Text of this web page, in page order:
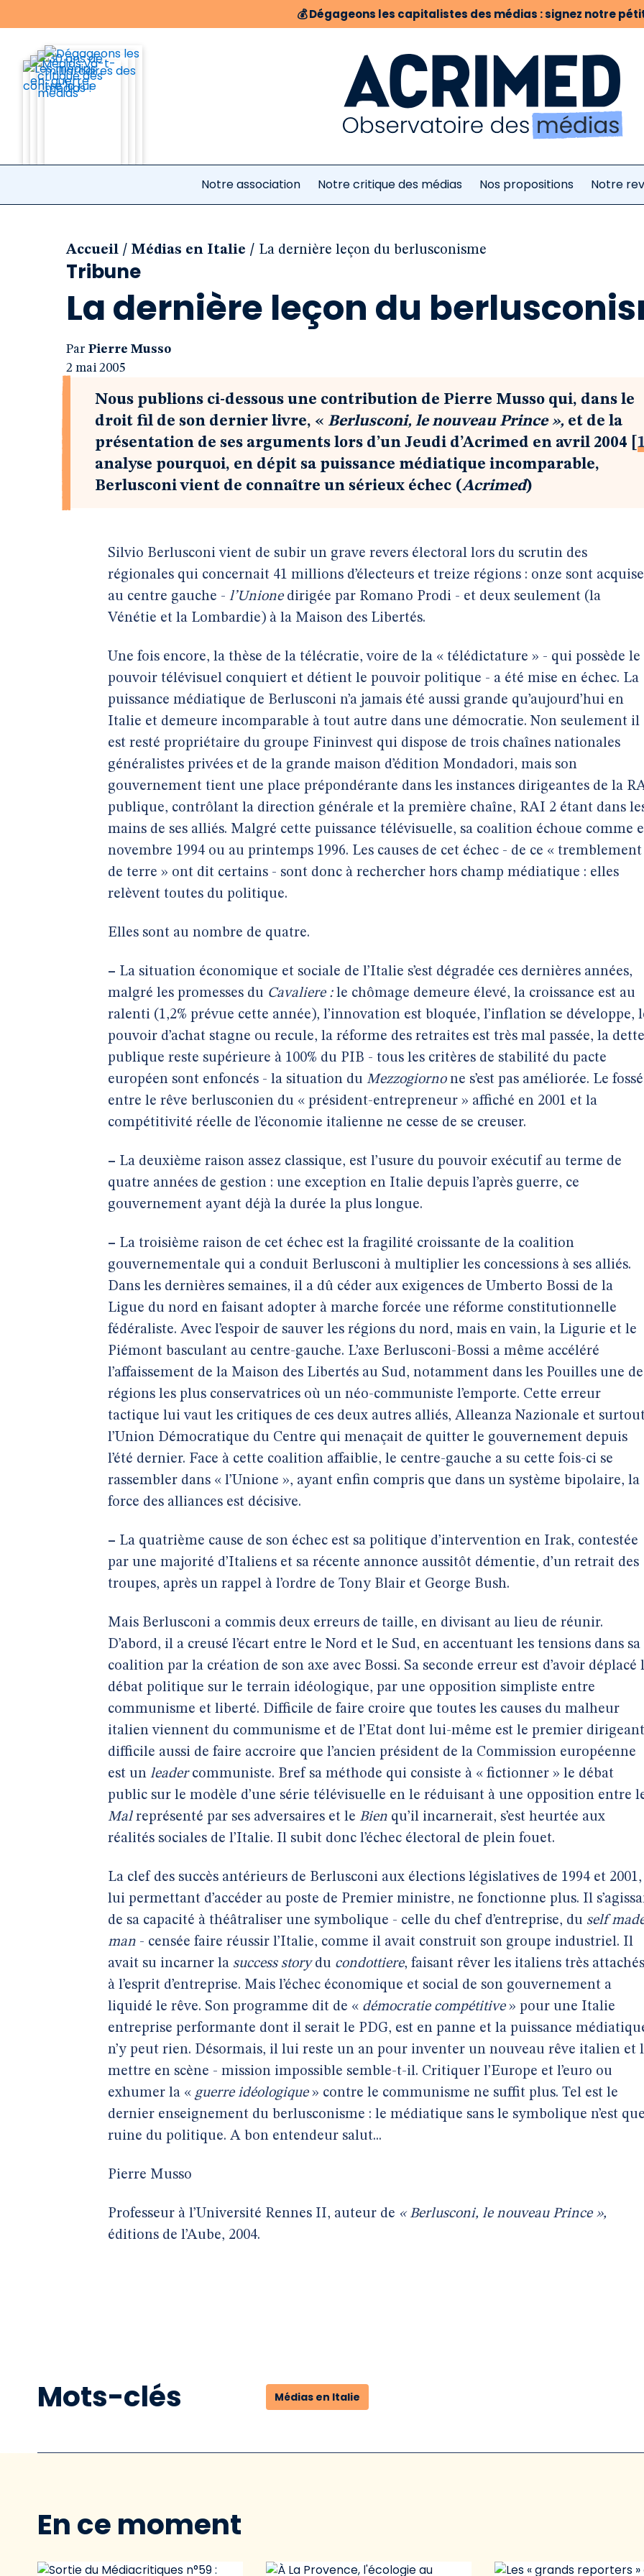
💰Dégageons les capitalistes des médias : signez notre
Notre association Notre critique des médias Nos propositions Notre
Accueil / Médias en Italie / La dernière leçon du berlusconisme
Tribune
La dernière leçon du
Par Pierre Musso
2 mai 2005
Nous publions ci-dessous une contribution de Pierre Musso qui, dans le
droit fil de son dernier livre, « Berlusconi, le nouveau Prince », et de la
présentation de ses arguments lors d’un Jeudi d’Acrimed en avril 2004
analyse pourquoi, en dépit sa puissance médiatique incomparable,
Berlusconi vient de connaître un sérieux échec (Acrimed)
Silvio Berlusconi vient de subir un grave revers électoral lors du scrutin des
régionales qui concernait 41 millions d’électeurs et treize régions : onze sont
au centre gauche - l’Unionedirigée par Romano Prodi - et deux seulement (la
Vénétie et la Lombardie) à la Maison des Libertés.
Une fois encore, la thèse de la télécratie, voire de la « télédictature » - qui possède le
pouvoir télévisuel conquiert et détient le pouvoir politique - a été mise en échec. La
puissance médiatique de Berlusconi n’a jamais été aussi grande qu’aujourd’hui en
Italie et demeure incomparable à tout autre dans une démocratie. Non seulement il
est resté propriétaire du groupe Fininvest qui dispose de trois chaînes nationales
généralistes privées et de la grande maison d’édition Mondadori, mais son
gouvernement tient une place prépondérante dans les instances dirigeantes de la
publique, contrôlant la direction générale et la première chaîne, RAI 2 étant dans
mains de ses alliés. Malgré cette puissance télévisuelle, sa coalition échoue comme
novembre 1994 ou au printemps 1996. Les causes de cet échec - de ce « tremblement
de terre » ont dit certains - sont donc à rechercher hors champ médiatique : elles
relèvent toutes du politique.
Elles sont au nombre de quatre.
– La situation économique et sociale de l’Italie s’est dégradée ces dernières années,
malgré les promesses du Cavaliere : le chômage demeure élevé, la croissance est au
ralenti (1,2% prévue cette année), l’innovation est bloquée, l’inflation se développe,
pouvoir d’achat stagne ou recule, la réforme des retraites est très mal passée, la dette
publique reste supérieure à 100% du PIB - tous les critères de stabilité du pacte
européen sont enfoncés - la situation du Mezzogiornone s’est pas améliorée. Le fossé
entre le rêve berlusconien du « président-entrepreneur » affiché en 2001 et la
compétitivité réelle de l’économie italienne ne cesse de se creuser.
– La deuxième raison assez classique, est l’usure du pouvoir exécutif au terme de
quatre années de gestion : une exception en Italie depuis l’après guerre, ce
gouvernement ayant déjà la durée la plus longue.
– La troisième raison de cet échec est la fragilité croissante de la coalition
gouvernementale qui a conduit Berlusconi à multiplier les concessions à ses alliés.
Dans les dernières semaines, il a dû céder aux exigences de Umberto Bossi de la
Ligue du nord en faisant adopter à marche forcée une réforme constitutionnelle
fédéraliste. Avec l’espoir de sauver les régions du nord, mais en vain, la Ligurie et le
Piémont basculant au centre-gauche. L’axe Berlusconi-Bossi a même accéléré
l’affaissement de la Maison des Libertés au Sud, notamment dans les Pouilles une
régions les plus conservatrices où un néo-communiste l’emporte. Cette erreur
tactique lui vaut les critiques de ces deux autres alliés, Alleanza Nazionale et
l’Union Démocratique du Centre qui menaçait de quitter le gouvernement depuis
l’été dernier. Face à cette coalition affaiblie, le centre-gauche a su cette fois-ci se
rassembler dans « l’Unione », ayant enfin compris que dans un système bipolaire, la
force des alliances est décisive.
– La quatrième cause de son échec est sa politique d’intervention en Irak, contestée
par une majorité d’Italiens et sa récente annonce aussitôt démentie, d’un retrait des
troupes, après un rappel à l’ordre de Tony Blair et George Bush.
Mais Berlusconi a commis deux erreurs de taille, en divisant au lieu de réunir.
D’abord, il a creusé l’écart entre le Nord et le Sud, en accentuant les tensions dans sa
coalition par la création de son axe avec Bossi. Sa seconde erreur est d’avoir déplacé
débat politique sur le terrain idéologique, par une opposition simpliste entre
communisme et liberté. Difficile de faire croire que toutes les causes du malheur
italien viennent du communisme et de l’Etat dont lui-même est le premier
difficile aussi de faire accroire que l’ancien président de la Commission européenne
est un leadercommuniste. Bref sa méthode qui consiste à « fictionner » le débat
public sur le modèle d’une série télévisuelle en le réduisant à une opposition entre
Malreprésenté par ses adversaires et le Bien qu’il incarnerait, s’est heurtée aux
réalités sociales de l’Italie. Il subit donc l’échec électoral de plein fouet.
La clef des succès antérieurs de Berlusconi aux élections législatives de 1994 et 2001,
lui permettant d’accéder au poste de Premier ministre, ne fonctionne plus. Il
de sa capacité à théâtraliser une symbolique - celle du chef d’entreprise, du self
man - censée faire réussir l’Italie, comme il avait construit son groupe industriel. Il
avait su incarner la success storydu condottiere, faisant rêver les italiens très attachés
à l’esprit d’entreprise. Mais l’échec économique et social de son gouvernement a
liquidé le rêve. Son programme dit de « démocratie compétitive» pour une Italie
entreprise performante dont il serait le PDG, est en panne et la puissance
n’y peut rien. Désormais, il lui reste un an pour inventer un nouveau rêve italien et
mettre en scène - mission impossible semble-t-il. Critiquer l’Europe et l’euro ou
exhumer la « guerre idéologique» contre le communisme ne suffit plus. Tel est le
dernier enseignement du berlusconisme : le médiatique sans le symbolique n’est
ruine du politique. A bon entendeur salut...
Pierre Musso
Professeur à l’Université Rennes II, auteur de « Berlusconi, le nouveau Prince »,
éditions de l’Aube, 2004.
Mots-clés Médias en Italie
En ce moment